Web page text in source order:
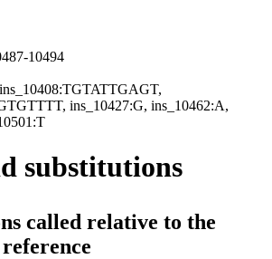
10494
ins_10427:G, ins_10462:A,
substitutions
called relative to the
reference